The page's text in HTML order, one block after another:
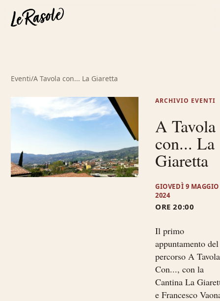
Eventi/A Tavola con... La Giaretta
ARCHIVIO EVENTI
A Tavola
con... La
Giaretta
GIOVEDÌ 9 MAGGIO
2024
ORE 20:00
Il primo
appuntamento del
percorso A Tavola
Con..., con la
Cantina La
e Francesco